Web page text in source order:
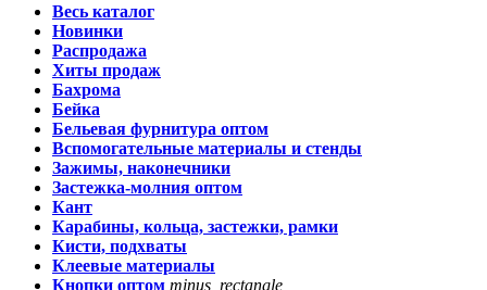
Весь каталог
Новинки
Распродажа
Хиты продаж
Бахрома
Бейка
Бельевая фурнитура оптом
Вспомогательные материалы и стенды
Зажимы, наконечники
Застежка-молния оптом
Кант
Карабины, кольца, застежки, рамки
Кисти, подхваты
Клеевые материалы
Кнопки оптом minus_rectangle